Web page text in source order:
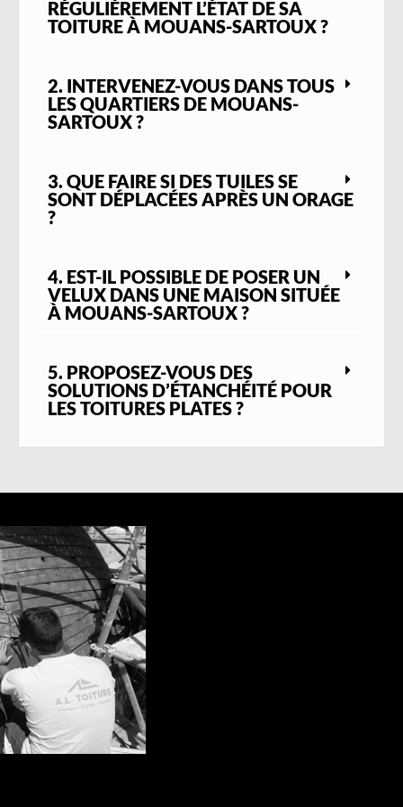
sur ces bâtiments, en remplaçant les
destechniques artisanales , dans le respect
du patrimoine et des règles d’urbanisme en
vigueur.
Tournamy ,Plan Sarrain , ou Chemin des
Gourettes, les habitations sont
qu’efficaces, nécessitent unesurveillance
régulièreface à l’exposition auxUV, aux
pluies intenses de l’automne , et au
commune. Nous proposons des prestations
complètes :révision de toiture,
remplacement de tuiles, renforcement des
immeubles de standing dans le quartierFont
présentent des toits-terrasses. Ce type de
couverture exige une
parfaitement maîtrisée
plus facilement qu’avec une pente classique.
Nous mettons en œuvre des solutions
modernes : membranes bitumineuses,
EPDM, ou PVC soudé, résistants aux UV et
conçus pour faire face à l’humidité
stagnante.
La proximité des collines boisées,
l’alternance entre zones d’ombre et
RÉGULIÈREMENT L’ÉTAT DE SA
TOITURE À MOUANS-SARTOUX ?
2. INTERVENEZ-VOUS DANS TOUS
LES QUARTIERS DE MOUANS-
SARTOUX ?
3. QUE FAIRE SI DES TUILES SE
SONT DÉPLACÉES APRÈS UN ORAGE
?
4. EST-IL POSSIBLE DE POSER UN
VELUX DANS UNE MAISON SITUÉE
À MOUANS-SARTOUX ?
5. PROPOSEZ-VOUS DES
SOLUTIONS D’ÉTANCHÉITÉ POUR
LES TOITURES PLATES ?